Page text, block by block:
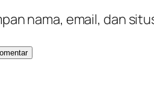
nama, email, dan